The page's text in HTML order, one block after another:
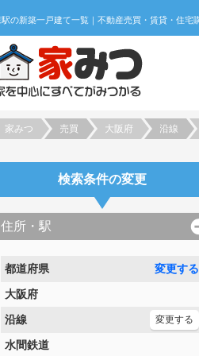
家みつ 売買 大阪府 沿線
検索条件の変更
住所・駅
都道府県
変更する
大阪府
沿線
変更する
水間鉄道